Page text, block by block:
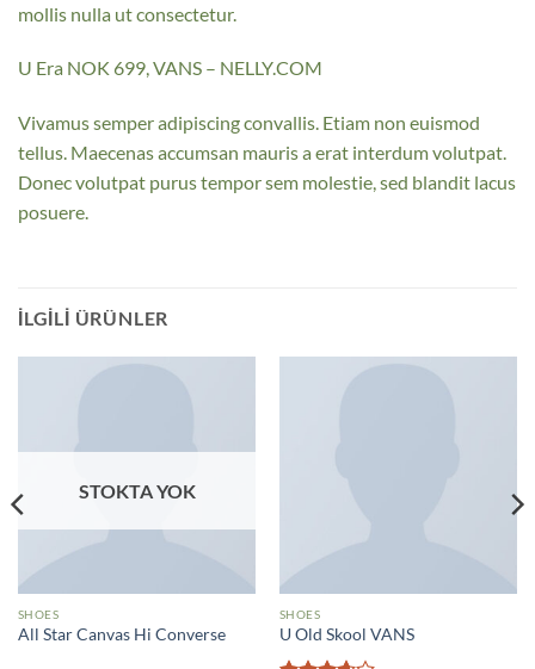
mollis nulla ut consectetur.
U Era NOK 699, VANS – NELLY.COM
Vivamus semper adipiscing convallis. Etiam non euismod
tellus. Maecenas accumsan mauris a erat interdum volutpat.
Donec volutpat purus tempor sem molestie, sed blandit lacus
posuere.
İLGILI ÜRÜNLER
STOKTA YOK
SHOES
All Star Canvas Hi Converse
SHOES
U Old Skool VANS